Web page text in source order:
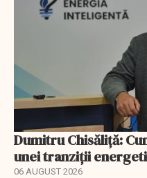
Dumitru Chisăliță:
unei tranziții
06 AUGUST 2026